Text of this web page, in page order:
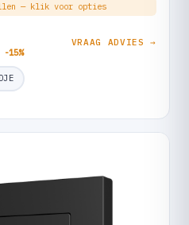
— klik voor opties
-15%
VRAAG ADVIES →